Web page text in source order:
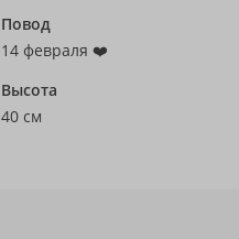
Повод
14 февраля ❤️
Высота
40 см